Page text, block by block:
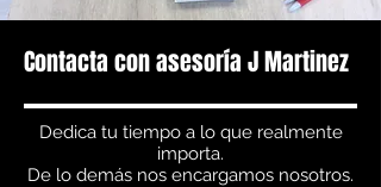
Contacta con asesoría J Martinez
Dedica tu tiempo a lo que realmente
importa.
De lo demás nos encargamos nosotros.